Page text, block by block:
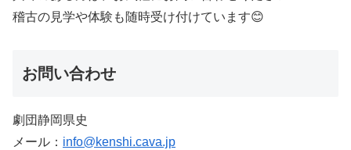
稽古の見学や体験も随時受け付けています😊
お問い合わせ
劇団静岡県史
メール： info@kenshi.cava.jp